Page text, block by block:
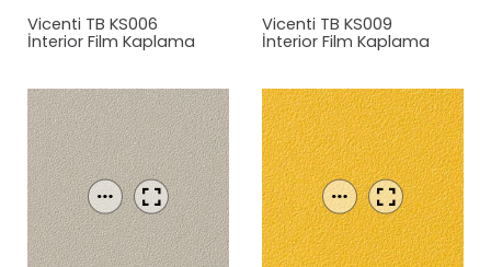
Vicenti TB KS006
İnterior Film Kaplama
Vicenti TB KS009
İnterior Film Kaplama